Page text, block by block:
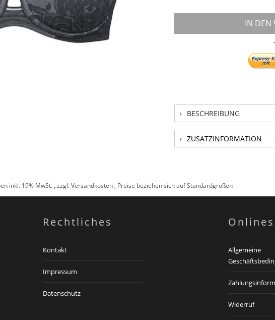
IN DEN
BESCHREIBUNG
ZUSATZINFORMATION
inkl. 19% MwSt. , zzgl.Versandkosten, Preise beziehen sich auf Standardgrößen
Rechtliches
Kontakt
Impressum
Datenschutz
Allgemeine
Widerruf